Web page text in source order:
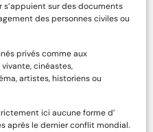
s’appuient sur des documents
des personnes civiles ou
privés comme aux
cinéastes,
artistes, historiens ou
ici aucune forme d’
après le dernier conflit mondial.
PAPIER A G pour